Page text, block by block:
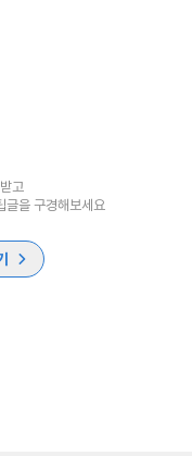
고
글을 구경해보세요